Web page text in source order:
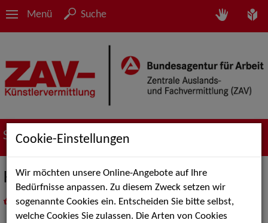
Menü Suche
Suche nach Künstler*innen
Kai-Peter Gläser
als PDF speichern
inMeine Merklistelegen
Cookie-Einstellungen
Wir möchten unsere Online-Angebote auf Ihre
Bedürfnisse anpassen. Zu diesem Zweck setzen wir
sogenannte Cookies ein. Entscheiden Sie bitte selbst,
welche Cookies Sie zulassen. Die Arten von Cookies